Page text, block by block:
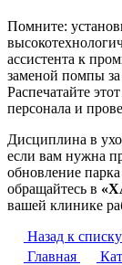
Помните:
ассистента к
заменой помпы за
Распечатайте
персонала и
Дисциплина в
если вам нужна
обновление
обращайтесь в
вашей клинике
Назад к списку
Главная